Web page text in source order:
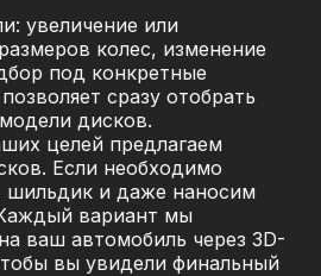
увеличение или
колес, изменение
под конкретные
сразу отобрать
дисков.
целей предлагаем
Если необходимо
шильдик и даже наносим
вариант мы
ваш автомобиль через 3D-
вы увидели финальный